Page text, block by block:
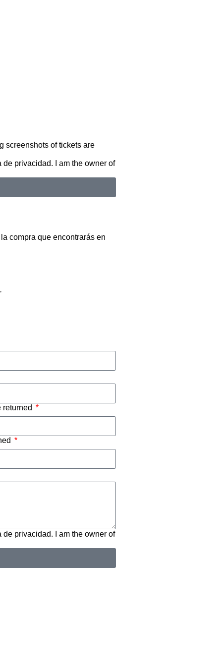
screenshots of tickets are
privacidad. I am the owner of
compra que encontrarás en
returned
privacidad. I am the owner of